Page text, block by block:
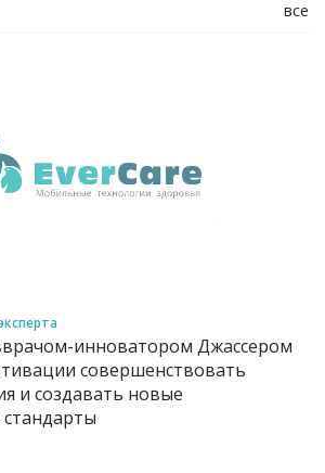
все
инноватором Джассером
совершенствовать
и создавать новые